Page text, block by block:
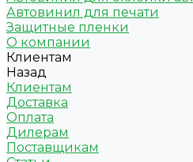
Автовинил для печати
Защитные пленки
О компании
Клиентам
Назад
Клиентам
Доставка
Оплата
Дилерам
Поставщикам